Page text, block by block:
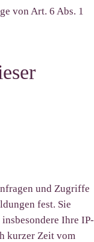
von Art. 6 Abs. 1
und Zugriffe
fest. Sie
Ihre IP-
kurzer Zeit vom